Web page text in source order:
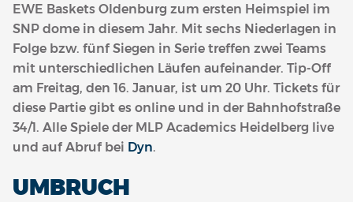
EWE Baskets Oldenburg zum ersten Heimspiel im
SNP dome in diesem Jahr. Mit sechs Niederlagen in
Folge bzw. fünf Siegen in Serie treffen zwei Teams
mit unterschiedlichen Läufen aufeinander. Tip-Off
am Freitag, den 16. Januar, ist um 20 Uhr. Tickets für
diese Partie gibt es online und in der Bahnhofstraße
34/1. Alle Spiele der MLP Academics Heidelberg live
und auf Abruf bei Dyn.
UMBRUCH